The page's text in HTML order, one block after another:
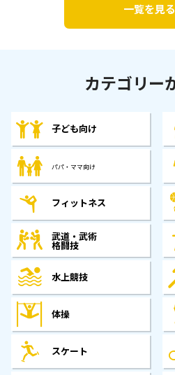
一覧を見る
カテゴリー
子ども向け
パパ・ママ向け
フィットネス
武道・武術
格闘技
水上競技
体操
スケート